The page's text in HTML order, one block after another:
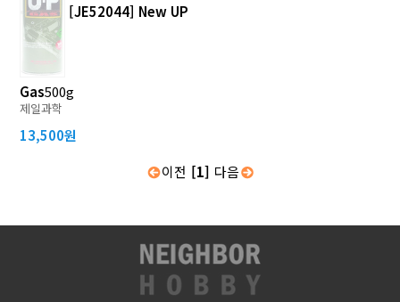
[JE52044] New UP
Gas500g
제일과학
13,500원
이전 [1] 다음